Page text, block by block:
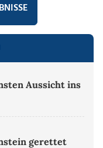
Aussicht ins
gerettet